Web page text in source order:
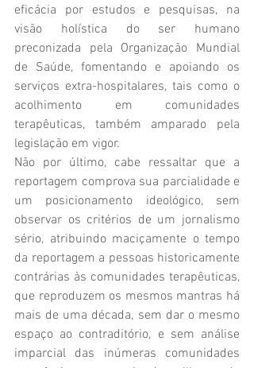
eficácia por estudos e pesquisas, na
visão holística do ser humano
preconizada pela Organização Mundial
de Saúde, fomentando e apoiando os
serviços extra-hospitalares, tais como o
acolhimento em comunidades
terapêuticas, também amparado pela
legislação em vigor.
Não por último, cabe ressaltar que a
reportagem comprova sua parcialidade e
um posicionamento ideológico, sem
observar os critérios de um jornalismo
sério, atribuindo maciçamente o tempo
da reportagem a pessoas historicamente
contrárias às comunidades terapêuticas,
que reproduzem os mesmos mantras há
mais de uma década, sem dar o mesmo
espaço ao contraditório, e sem análise
imparcial das inúmeras comunidades